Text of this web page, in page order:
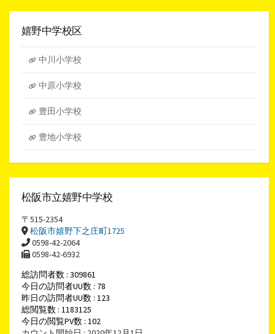
イ
嬉野中学校区
中川小学校
中原小学校
豊田小学校
豊地小学校
松阪市立嬉野中学校
〒515-2354
松阪市嬉野下之庄町1725
0598-42-2064
0598-42-6932
総訪問者数 : 309861
今日の訪問者UU数 : 78
昨日の訪問者UU数 : 123
総閲覧数 : 1183125
今日の閲覧PV数 : 102